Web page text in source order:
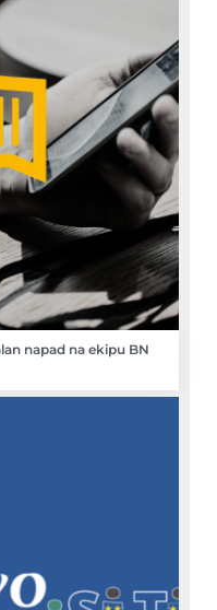
napad na ekipu BN